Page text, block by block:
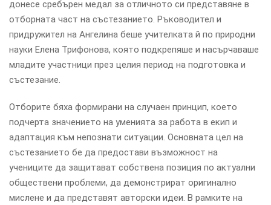
донесе сребърен медал за отличното си представяне в
отборната част на състезанието. Ръководител и
придружител на Ангелина беше учителката й по природни
науки Елена Трифонова, която подкрепяше и насърчаваше
младите участници през целия период на подготовка и
състезание.
Отборите бяха формирани на случаен принцип, което
подчерта значението на уменията за работа в екип и
адаптация към непознати ситуации. Основната цел на
състезанието бе да предостави възможност на
учениците да защитават собствена позиция по актуални
обществени проблеми, да демонстрират оригинално
мислене и да представят авторски идеи. В рамките на